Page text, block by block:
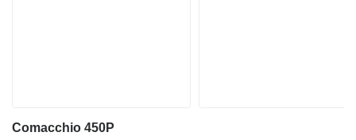
Comacchio 450P